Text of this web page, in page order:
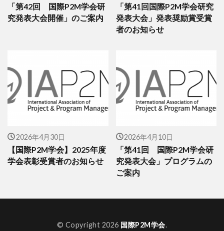
「第42回 国際P2M学会研
究発表大会開催」のご案内
「第41回国際P2M学会研究
発表大会」発表奨励賞受賞
者のお知らせ
2026年4月30日
【国際P2M学会】2025年度
学会表彰受賞者のお知らせ
2026年4月10日
「第41回 国際P2M学会研
究発表大会」プログラムの
ご案内
© Copyright 2026 国際P2M学会.